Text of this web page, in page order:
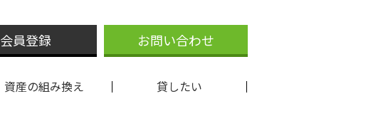
会員登録 お問い合わせ
資産の組み換え 貸したい